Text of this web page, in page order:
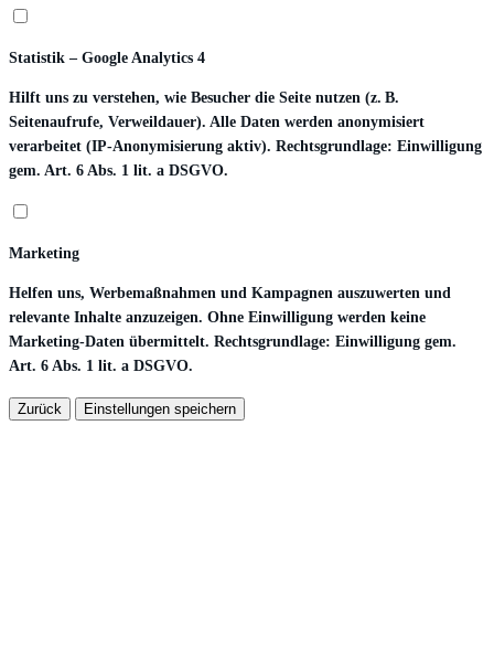
Statistik – Google Analytics 4
Hilft uns zu verstehen, wie Besucher die Seite nutzen (z. B.
Seitenaufrufe, Verweildauer). Alle Daten werden anonymisiert
verarbeitet (IP-Anonymisierung aktiv). Rechtsgrundlage: Einwilligung
gem. Art. 6 Abs. 1 lit. a DSGVO.
Marketing
Helfen uns, Werbemaßnahmen und Kampagnen auszuwerten und
relevante Inhalte anzuzeigen. Ohne Einwilligung werden keine
Marketing-Daten übermittelt. Rechtsgrundlage: Einwilligung gem.
Art. 6 Abs. 1 lit. a DSGVO.
Zurück Einstellungen speichern